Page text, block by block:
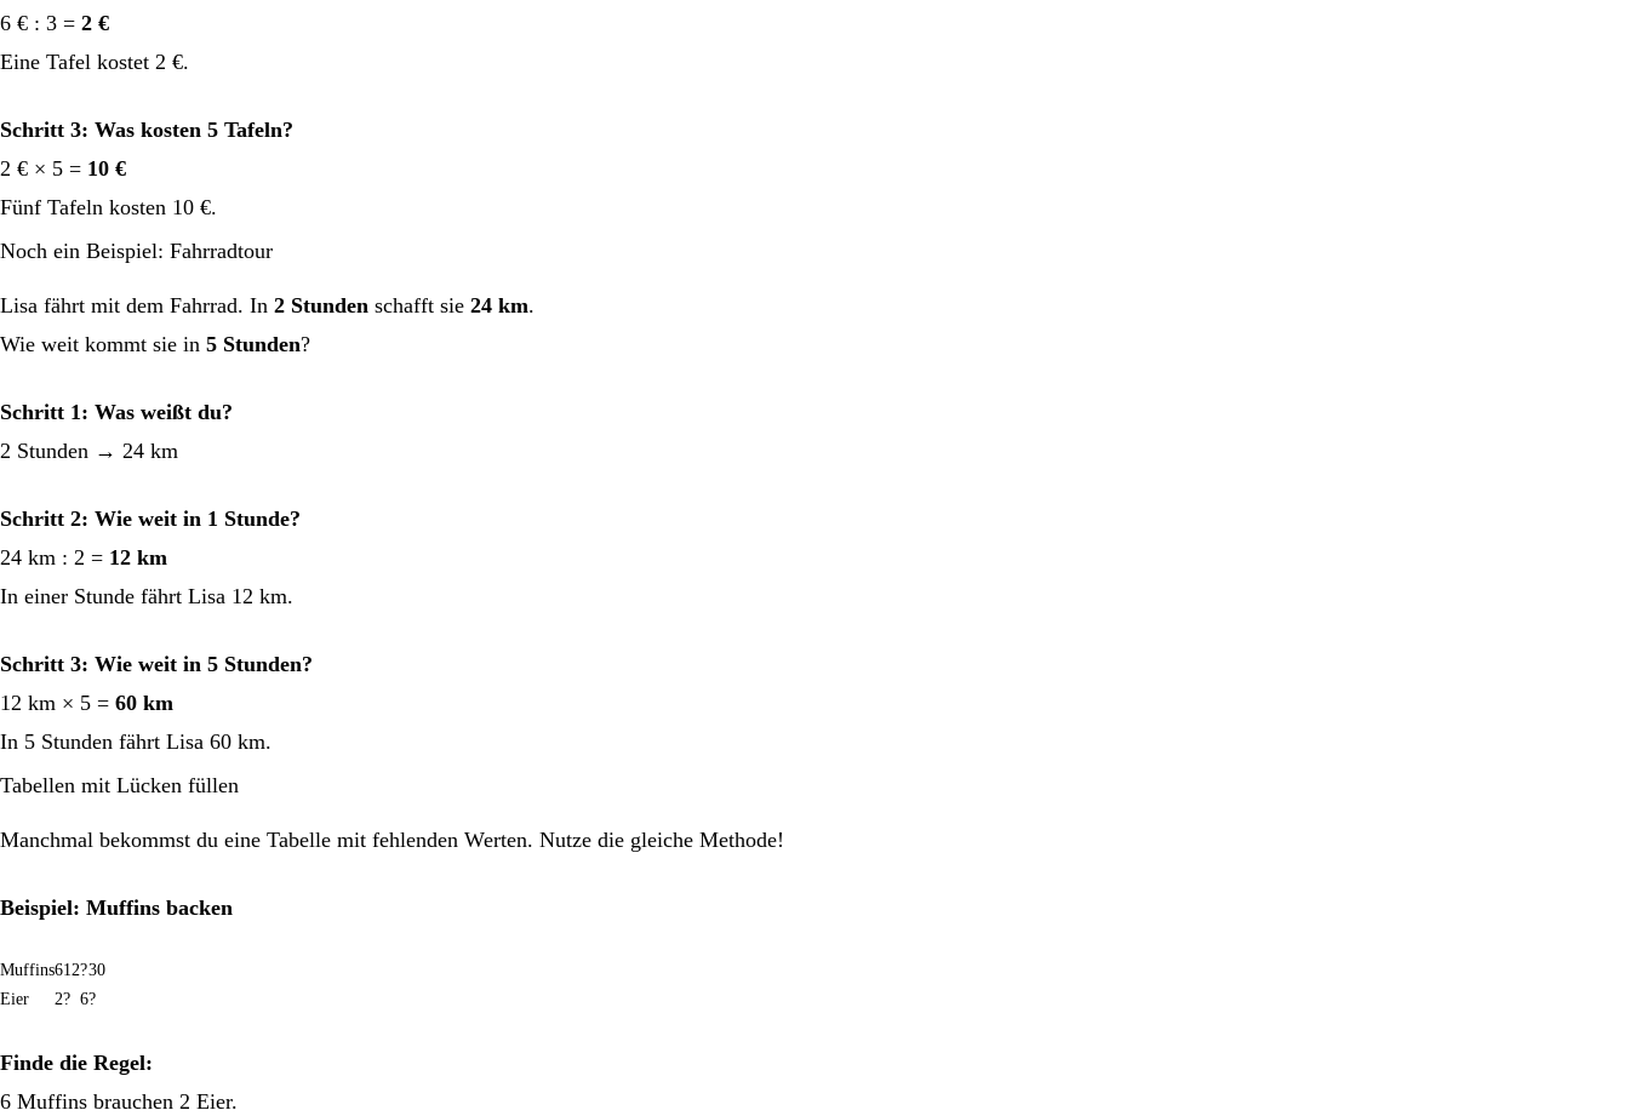
6 € : 3 = 2 €
Eine Tafel kostet 2 €.
Schritt 3: Was kosten 5 Tafeln?
2 € × 5 = 10 €
Fünf Tafeln kosten 10 €.
Noch ein Beispiel: Fahrradtour
Lisa fährt mit dem Fahrrad. In 2 Stunden schafft sie 24 km.
Wie weit kommt sie in 5 Stunden?
Schritt 1: Was weißt du?
2 Stunden → 24 km
Schritt 2: Wie weit in 1 Stunde?
24 km : 2 = 12 km
In einer Stunde fährt Lisa 12 km.
Schritt 3: Wie weit in 5 Stunden?
12 km × 5 = 60 km
In 5 Stunden fährt Lisa 60 km.
Tabellen mit Lücken füllen
Manchmal bekommst du eine Tabelle mit fehlenden Werten. Nutze die gleiche Methode!
Beispiel: Muffins backen
Muffins612?30
Eier
2? 6?
Finde die Regel:
6 Muffins brauchen 2 Eier.